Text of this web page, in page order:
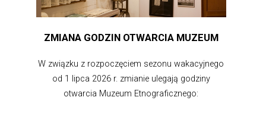
ZMIANA GODZIN OTWARCIA MUZEUM
W związku z rozpoczęciem sezonu wakacyjnego
od 1 lipca 2026 r. zmianie ulegają godziny
otwarcia Muzeum Etnograficznego: